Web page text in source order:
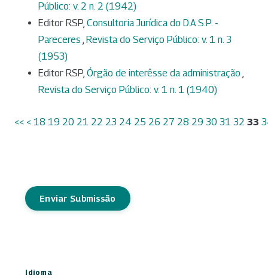
Público: v. 2 n. 2 (1942)
Editor RSP, Consultoria Jurídica do D.A.S.P. -
Pareceres , Revista do Serviço Público: v. 1 n. 3
(1953)
Editor RSP, Órgão de interêsse da administração ,
Revista do Serviço Público: v. 1 n. 1 (1940)
<< < 18 19 20 21 22 23 24 25 26 27 28 29 30 31 32 33
Enviar Submissão
Idioma